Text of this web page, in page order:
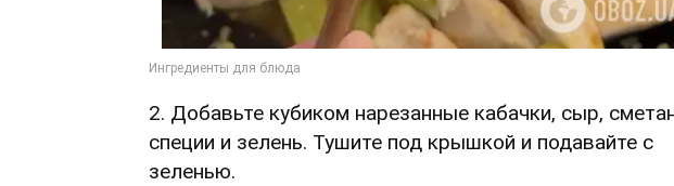
2. Добавьте кубиком нарезанные кабачки, сыр,
специи и зелень. Тушите под крышкой и подавайте с
зеленью.